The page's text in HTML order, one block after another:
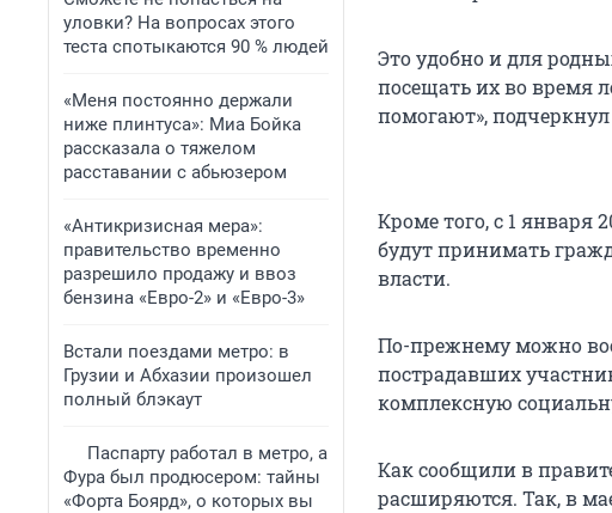
уловки? На вопросах этого
теста спотыкаются 90 % людей
«Меня постоянно держали
ниже плинтуса»: Миа Бойка
рассказала о тяжелом
расставании с абьюзером
«Антикризисная мера»:
правительство временно
разрешило продажу и ввоз
бензина «Евро-2» и «Евро-3»
Встали поездами метро: в
Грузии и Абхазии произошел
полный блэкаут
Паспарту работал в метро, а
Фура был продюсером: тайны
«Форта Боярд», о которых вы
Это удобно и для
посещать их во время
помогают»,
Кроме того, с 1 января
будут принимать
власти.
По-прежнему можно
пострадавших
комплексную
Как сообщили в
расширяются. Так, в